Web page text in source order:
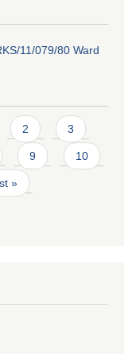
11/079/80 Ward
2 3
9 10
»